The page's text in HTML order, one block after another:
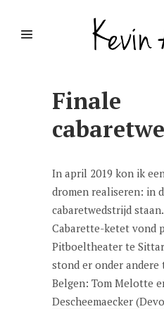
Finale
In april 2019 kon ik
dromen realiseren: in
cabaretwedstrijd
Cabarette-ketet vond
Pitboeltheater te
stond er onder andere
Belgen: Tom Melotte
Descheemaecker